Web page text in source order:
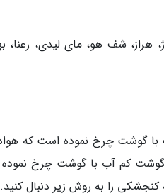
هراز، شف هو، مای لیدی، رعنا،
گوشت چرخ نموده است که
کم آب با گوشت چرخ نموده
را به روش زیر دنبال کنید.